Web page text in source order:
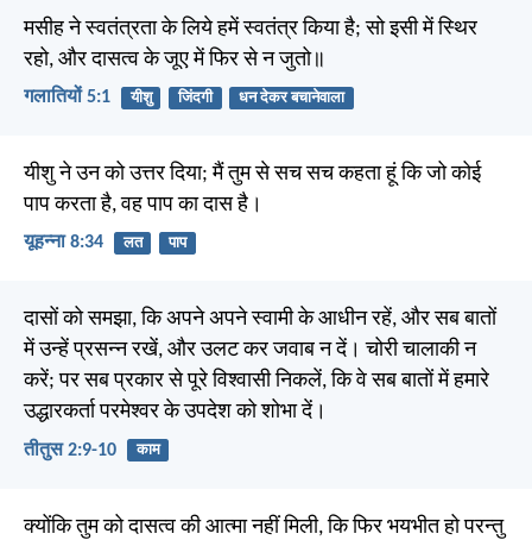
मसीह ने स्वतंत्रता के लिये हमें स्वतंत्र किया है; सो इसी में स्थिर
रहो, और दासत्व के जूए में फिर से न जुतो॥
गलातियों 5:1 यीशु जिंदगी धन देकर बचानेवाला
यीशु ने उन को उत्तर दिया; मैं तुम से सच सच कहता हूं कि जो कोई
पाप करता है, वह पाप का दास है।
यूहन्ना 8:34 लत पाप
दासों को समझा, कि अपने अपने स्वामी के आधीन रहें, और सब बातों
में उन्हें प्रसन्न रखें, और उलट कर जवाब न दें। चोरी चालाकी न
करें; पर सब प्रकार से पूरे विश्वासी निकलें, कि वे सब बातों में हमारे
उद्धारकर्ता परमेश्वर के उपदेश को शोभा दें।
तीतुस 2:9-10 काम
क्योंकि तुम को दासत्व की आत्मा नहीं मिली, कि फिर भयभीत हो परन्तु